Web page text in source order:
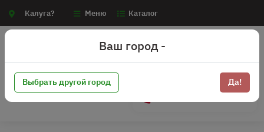
Калуга? Меню Каталог
Ваш город -
Выбрать другой город Да!